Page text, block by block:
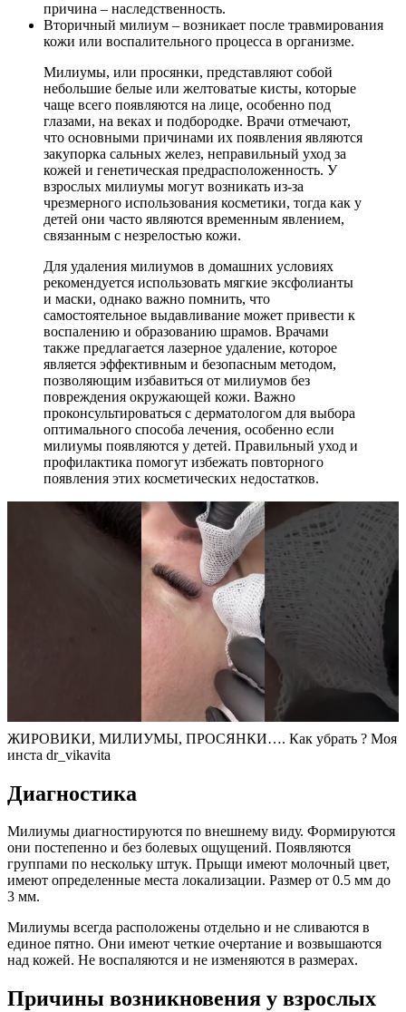
причина – наследственность.
Вторичный милиум – возникает после травмирования
кожи или воспалительного процесса в организме.
Милиумы, или просянки, представляют собой
небольшие белые или желтоватые кисты, которые
чаще всего появляются на лице, особенно под
глазами, на веках и подбородке. Врачи отмечают,
что основными причинами их появления являются
закупорка сальных желез, неправильный уход за
кожей и генетическая предрасположенность. У
взрослых милиумы могут возникать из-за
чрезмерного использования косметики, тогда как у
детей они часто являются временным явлением,
связанным с незрелостью кожи.
Для удаления милиумов в домашних условиях
рекомендуется использовать мягкие эксфолианты
и маски, однако важно помнить, что
самостоятельное выдавливание может привести к
воспалению и образованию шрамов. Врачами
также предлагается лазерное удаление, которое
является эффективным и безопасным методом,
позволяющим избавиться от милиумов без
повреждения окружающей кожи. Важно
проконсультироваться с дерматологом для выбора
оптимального способа лечения, особенно если
милиумы появляются у детей. Правильный уход и
профилактика помогут избежать повторного
появления этих косметических недостатков.
ЖИРОВИКИ, МИЛИУМЫ, ПРОСЯНКИ…. Как убрать ? Моя
инста dr_vikavita
Диагностика
Милиумы диагностируются по внешнему виду. Формируются
они постепенно и без болевых ощущений. Появляются
группами по нескольку штук. Прыщи имеют молочный цвет,
имеют определенные места локализации. Размер от 0.5 мм до
3 мм.
Милиумы всегда расположены отдельно и не сливаются в
единое пятно. Они имеют четкие очертание и возвышаются
над кожей. Не воспаляются и не изменяются в размерах.
Причины возникновения у взрослых